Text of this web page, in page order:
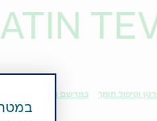
וטיפול תומך במרשם רופא